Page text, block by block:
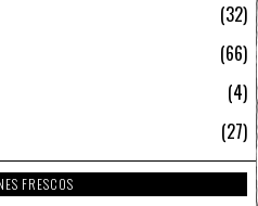
32
66
4
27
FRESCOS